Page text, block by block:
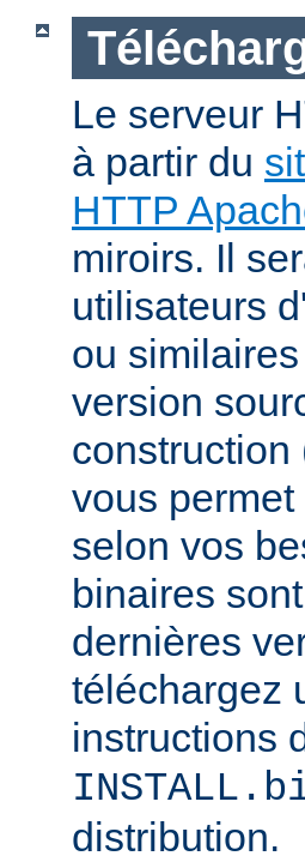
Le serveur
à partir du
HTTP
miroirs. Il
utilisateurs
ou
version
construction
vous
selon vos
binaires
dernières
téléchargez
instructions
distribution.